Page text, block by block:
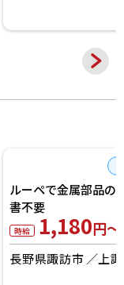
ルーペで金属部品の
書不要
1,180